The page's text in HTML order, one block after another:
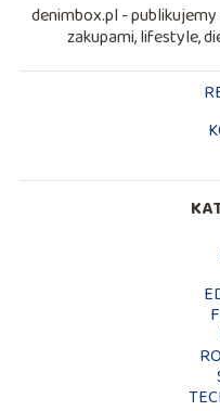
denimbox.pl -
zakupami, lifestyle,